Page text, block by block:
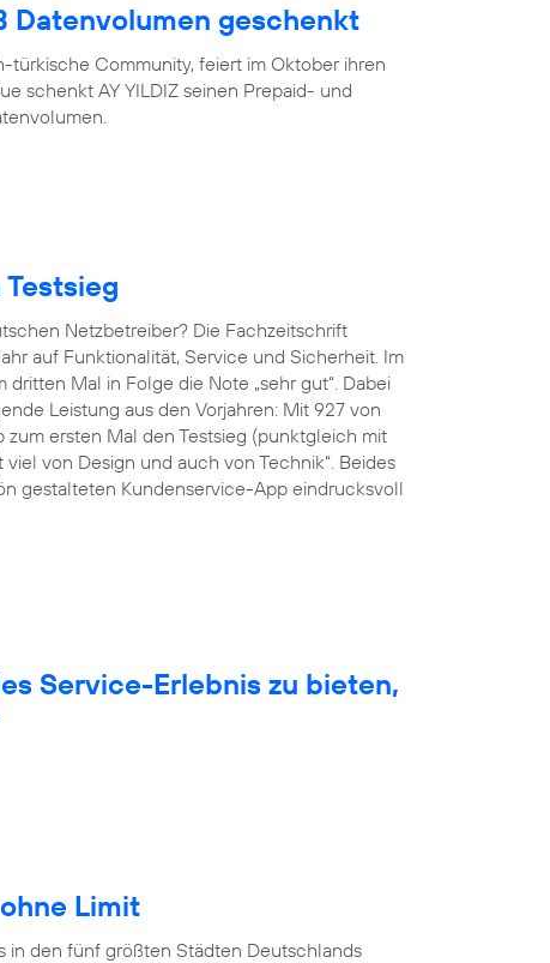
Datenvolumen geschenkt
türkische Community, feiert im Oktober ihren
schenkt AY YILDIZ seinen Prepaid- und
Netzbetreiber? Die Fachzeitschrift
auf Funktionalität, Service und Sicherheit. Im
dritten Mal in Folge die Note „sehr gut“. Dabei
Leistung aus den Vorjahren: Mit 927 von
zum ersten Mal den Testsieg (punktgleich mit
viel von Design und auch von Technik“. Beides
gestalteten Kundenservice-App eindrucksvoll
Service-Erlebnis zu bieten,
Limit
in den fünf größten Städten Deutschlands